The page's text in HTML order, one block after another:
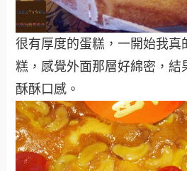
很有厚度的蛋糕，一開始我真
糕，感覺外面那層好綿密，結
酥酥口感。